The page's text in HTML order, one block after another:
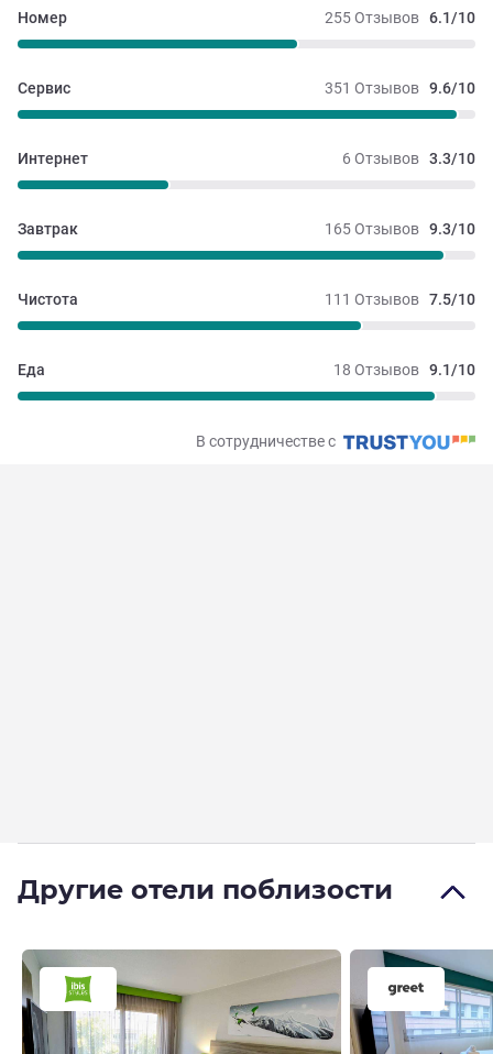
255 Отзывов 6.1/10
Номер
351 Отзывов 9.6/10
Сервис
6 Отзывов 3.3/10
Интернет
165 Отзывов 9.3/10
Завтрак
111 Отзывов 7.5/10
Чистота
18 Отзывов 9.1/10
Еда
В сотрудничестве с
Другие отели поблизости